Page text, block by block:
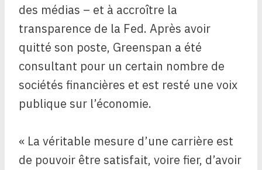
des médias – et à accroître la
transparence de la Fed. Après avoir
quitté son poste, Greenspan a été
consultant pour un certain nombre de
sociétés financières et est resté une voix
publique sur l’économie.
« La véritable mesure d’une carrière est
de pouvoir être satisfait, voire fier, d’avoir